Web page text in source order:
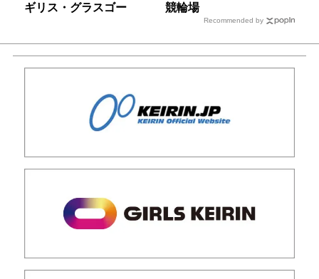
ギリス・グラスゴー
競輪場
Recommended by